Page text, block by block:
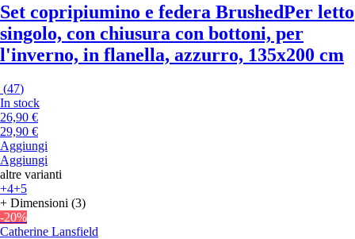
Set copripiumino e federa BrushedPer letto
singolo, con chiusura con bottoni, per
l'inverno, in flanella, azzurro, 135x200 cm
(47)
In stock
26,90 €
29,90 €
Aggiungi
Aggiungi
altre varianti
+4+5
+ Dimensioni (3)
-20%
Catherine Lansfield